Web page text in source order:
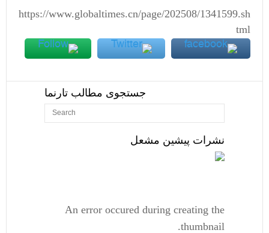
https://www.globaltimes.cn/page/202508/1341599.sh
tml
جستجوی مطالب تارنما
نشرات پیشین مشعل
An error occured during creating the
thumbnail.